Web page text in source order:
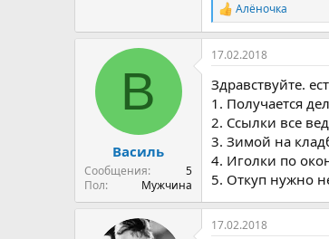
Р
е
а
к
и
Алёночка
В
Василь
Сообщения
5
Пол
Мужчина
17.02.2018
Здравствуйте.
1. Получается
2. Ссылки все
3. Зимой на
4. Иголки по
5. Откуп нужно
17.02.2018